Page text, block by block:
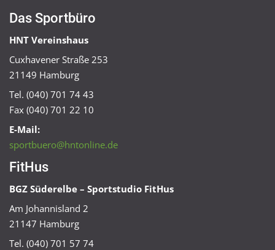
Das Sportbüro
HNT Vereinshaus
Cuxhavener Straße 253
21149 Hamburg
Tel. (040) 701 74 43
Fax (040) 701 22 10
E-Mail:
sportbuero@hntonline.de
FitHus
BGZ Süderelbe – Sportstudio FitHus
Am Johannisland 2
21147 Hamburg
Tel. (040) 701 57 74